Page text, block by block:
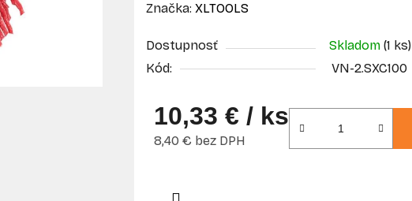
Značka: XLTOOLS
Dostupnosť Skladom (1 ks)
Kód:
VN-2.SXC100
10,33 € / ks
8,40 € bez DPH